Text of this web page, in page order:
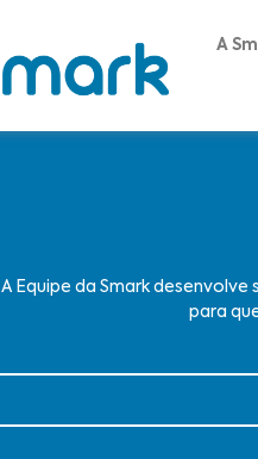
A
A Equipe da Smark
para